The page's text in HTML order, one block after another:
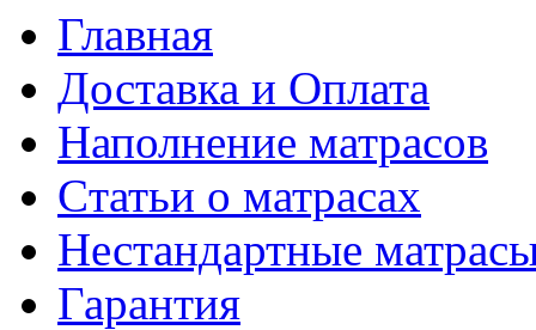
Главная
Доставка и Оплата
Наполнение матрасов
Cтатьи о матрасах
Нестандартные
Гарантия